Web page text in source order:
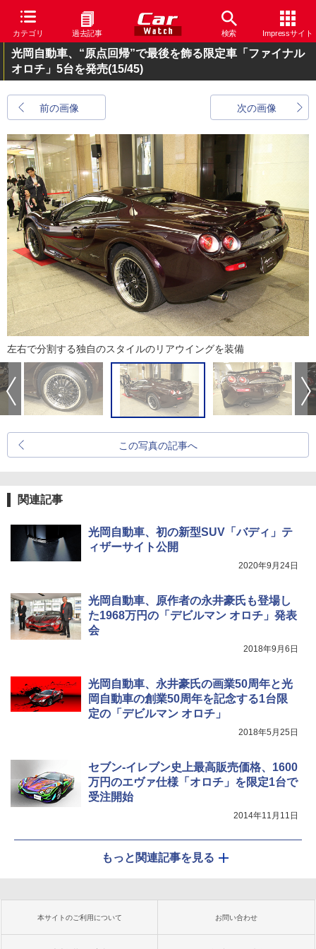
カテゴリ 過去記事 検索 Impressサイト
光岡自動車、“原点回帰”で最後を飾る限定車「ファイナル
オロチ」5台を発売(15/45)
前の画像 次の画像
左右で分割する独自のスタイルのリアウイングを装備
この写真の記事へ
関連記事
光岡自動車、初の新型SUV「バディ」テ
ィザーサイト公開
2020年9月24日
光岡自動車、原作者の永井豪氏も登場し
た1968万円の「デビルマン オロチ」発表
会
2018年9月6日
光岡自動車、永井豪氏の画業50周年と光
岡自動車の創業50周年を記念する1台限
定の「デビルマン オロチ」
2018年5月25日
セブン-イレブン史上最高販売価格、1600
万円のエヴァ仕様「オロチ」を限定1台で
受注開始
2014年11月11日
もっと関連記事を見る
本サイトのご利用について お問い合わせ